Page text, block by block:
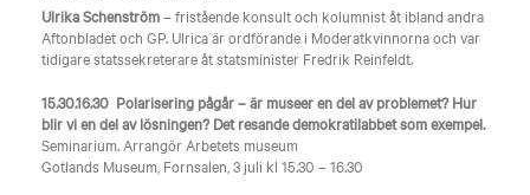
Ulrika Schenström– fristående konsult och kolumnist åt ibland andra
Aftonbladet och GP. Ulrica är ordförande i Moderatkvinnorna och var
tidigare statssekreterare åt statsminister Fredrik Reinfeldt.
15.30.16.30 Polarisering pågår – är museer en del av problemet? Hur
blir vi en del av lösningen? Det resande demokratilabbet som exempel.
Seminarium. Arrangör Arbetets museum
Gotlands Museum, Fornsalen, 3 juli kl 15.30 – 16.30